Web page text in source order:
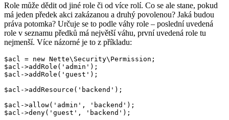
Role může dědit od jiné role či od více rolí. Co se ale stane, pokud
má jeden předek akci zakázanou a druhý povolenou? Jaká budou
práva potomka? Určuje se to podle váhy role – poslední uvedená
role v seznamu předků má největší váhu, první uvedená role tu
nejmenší. Více názorné je to z příkladu:
$acl = new Nette\Security\Permission;
$acl->addRole('admin');
$acl->addRole('guest');
$acl->addResource('backend');
$acl->allow('admin', 'backend');
$acl->deny('guest', 'backend');